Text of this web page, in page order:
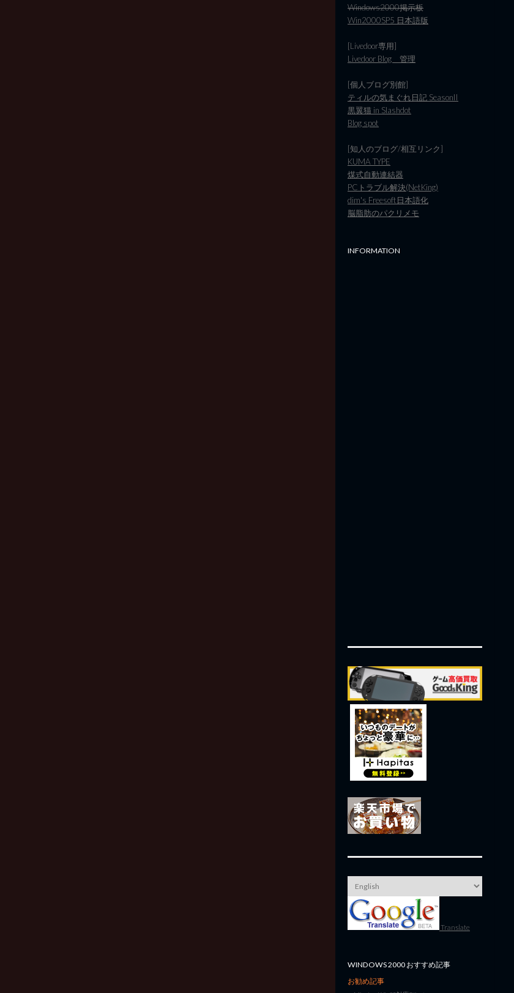
Windows2000掲示板
Win2000SP5 日本語版
[Livedoor専用]
Livedoor Blog 管理
[個人ブログ別館]
ティルの気まぐれ日記 SeasonII
黒翼猫 in Slashdot
Blog spot
[知人のブログ/相互リンク]
KUMA TYPE
煤式自動連結器
PCトラブル解決(NetKing)
dim's Freesoft日本語化
脳脂肪のパクリメモ
INFORMATION
Translate
WINDOWS 2000 おすすめ記事
お勧め記事